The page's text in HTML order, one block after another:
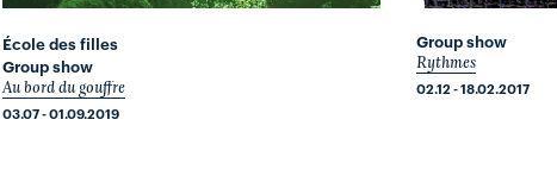
École des filles
Group show
Au bord du gouffre
03.07 - 01.09.2019
Group show
Rythmes
02.12 - 18.02.2017